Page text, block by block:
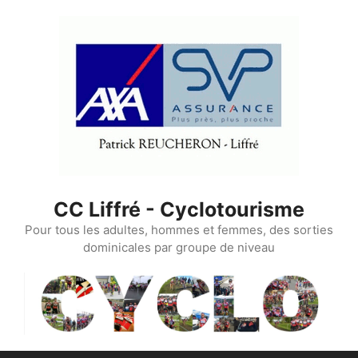
CC Liffré - Cyclotourisme
Pour tous les adultes, hommes et femmes, des sorties
dominicales par groupe de niveau